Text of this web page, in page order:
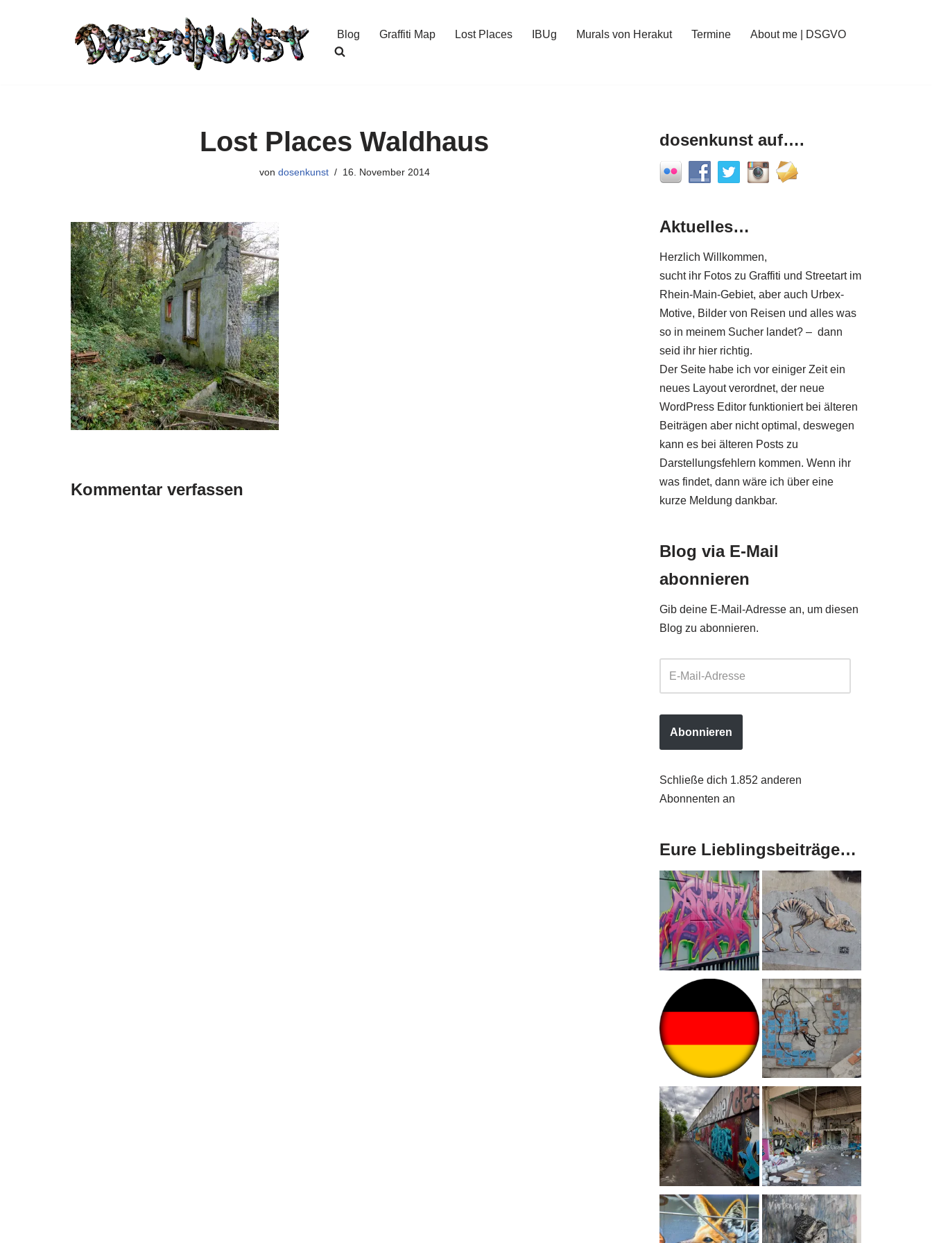
Blog Graffiti Map Lost Places IBUg Murals von Herakut Termine About me | DSGVO
Lost Places Waldhaus
von dosenkunst 16. November 2014
Kommentar verfassen
dosenkunst auf….
Aktuelles…
Herzlich Willkommen,
sucht ihr Fotos zu Graffiti und Streetart im
Rhein-Main-Gebiet, aber auch Urbex-
Motive, Bilder von Reisen und alles was
so in meinem Sucher landet? – dann
seid ihr hier richtig.
Der Seite habe ich vor einiger Zeit ein
neues Layout verordnet, der neue
WordPress Editor funktioniert bei älteren
Beiträgen aber nicht optimal, deswegen
kann es bei älteren Posts zu
Darstellungsfehlern kommen. Wenn ihr
was findet, dann wäre ich über eine
kurze Meldung dankbar.
Blog via E-Mail
abonnieren
Gib deine E-Mail-Adresse an, um diesen
Blog zu abonnieren.
Abonnieren
Schließe dich 1.852 anderen
Abonnenten an
Eure Lieblingsbeiträge…